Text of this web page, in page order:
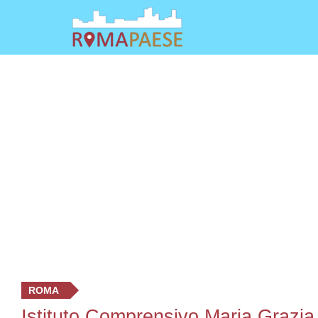
ROMA